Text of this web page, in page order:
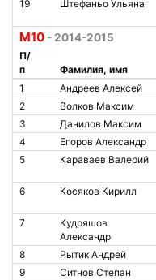
19 Штефаньо Ульяна
М10 - 2014-2015
П/
п
Фамилия, имя
1
Андреев Алексей
2
Волков Максим
3
Данилов Максим
4
Егоров Александр
5
Караваев Валерий
6 Косяков Кирилл
7
Кудряшов
Александр
8 Рытик Андрей
9
Ситнов Степан